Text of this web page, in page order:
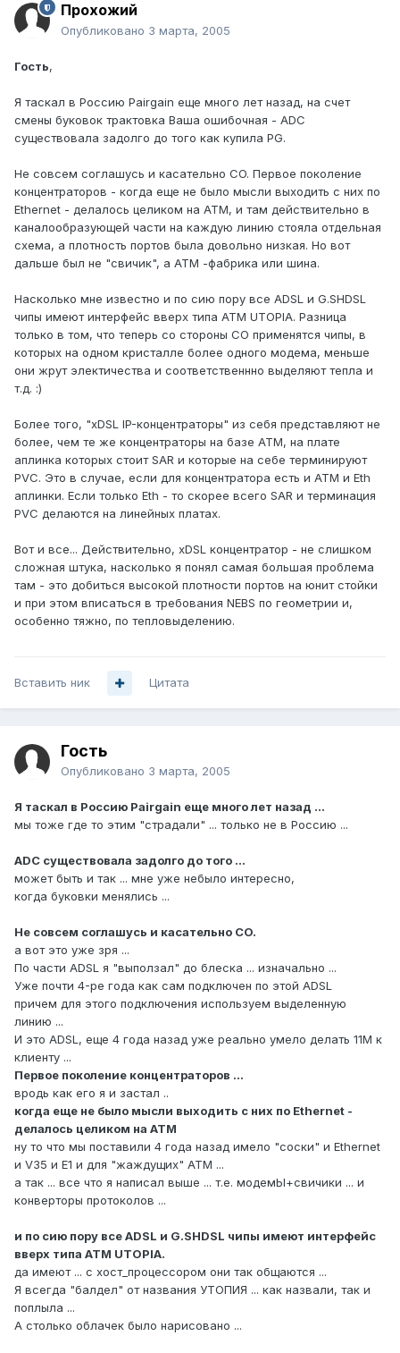
Прохожий
Опубликовано 3 марта, 2005
Гость,
Я таскал в Россию Pairgain еще много лет назад, на счет
смены буковок трактовка Ваша ошибочная - ADC
существовала задолго до того как купила PG.
Не совсем соглашусь и касательно CO. Первое поколение
концентраторов - когда еще не было мысли выходить с них по
Ethernet - делалось целиком на АТМ, и там действительно в
каналообразующей части на каждую линию стояла отдельная
схема, а плотность портов была довольно низкая. Но вот
дальше был не "свичик", а АТМ -фабрика или шина.
Насколько мне известно и по сию пору все ADSL и G.SHDSL
чипы имеют интерфейс вверх типа ATM UTOPIA. Разница
только в том, что теперь со стороны СО применятся чипы, в
которых на одном кристалле более одного модема, меньше
они жрут электичества и соответственнно выделяют тепла и
т.д. :)
Более того, "xDSL IP-концентраторы" из себя представляют не
более, чем те же концентраторы на базе АТМ, на плате
аплинка которых стоит SAR и которые на себе терминируют
PVC. Это в случае, если для концентратора есть и АТМ и Eth
аплинки. Если только Eth - то скорее всего SAR и терминация
PVC делаются на линейных платах.
Вот и все... Действительно, xDSL концентратор - не слишком
сложная штука, насколько я понял самая большая проблема
там - это добиться высокой плотности портов на юнит стойки
и при этом вписаться в требования NEBS по геометрии и,
особенно тяжно, по тепловыделению.
Вставить ник Цитата
Гость
Опубликовано 3 марта, 2005
Я таскал в Россию Pairgain еще много лет назад ...
мы тоже где то этим "страдали" ... только не в Россию ...
ADC существовала задолго до того ...
может быть и так ... мне уже небыло интересно,
когда буковки менялись ...
Не совсем соглашусь и касательно CO.
а вот это уже зря ...
По части ADSL я "выползал" до блеска ... изначально ...
Уже почти 4-ре года как сам подключен по этой ADSL
причем для этого подключения используем выделенную
линию ...
И это ADSL, еще 4 года назад уже реально умело делать 11M к
клиенту ...
Первое поколение концентраторов ...
вродь как его я и застал ..
когда еще не было мысли выходить с них по Ethernet -
делалось целиком на АТМ
ну то что мы поставили 4 года назад имело "соски" и Ethernet
и V35 и E1 и для "жаждущих" АТМ ...
а так ... все что я написал выше ... т.е. модемЫ+свичики ... и
конверторы протоколов ...
и по сию пору все ADSL и G.SHDSL чипы имеют интерфейс
вверх типа ATM UTOPIA.
да имеют ... с хост_процессором они так общаются ...
Я всегда "балдел" от названия УТОПИЯ ... как назвали, так и
поплыла ...
А столько облачек было нарисовано ...